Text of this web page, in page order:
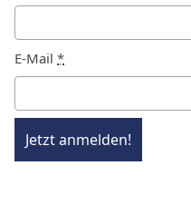
E-Mail *
Jetzt anmelden!